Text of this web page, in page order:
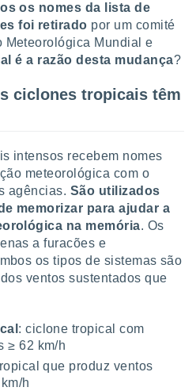
os nomes da lista de
foi retirado por um comité
Meteorológica Mundial e
é a razão desta mudança?
ciclones tropicais têm
intensos recebem nomes
meteorológica com o
agências. São utilizados
memorizar para ajudar a
na memória. Os
a furacões e
os tipos de sistemas são
ventos sustentados que
: ciclone tropical com
≥ 62 km/h
que produz ventos
h